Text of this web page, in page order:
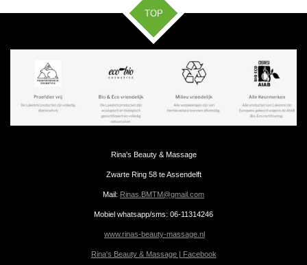
TOP
Rina's Beauty & Massage
Zwarte Ring 58 te Assendelft
Mail: Rinas.BMTM@gmail.com
Mobiel whatsapp/sms: 06-11314246
www.rinas-beauty-massage.nl
Rina's Beauty & Massage | Facebook